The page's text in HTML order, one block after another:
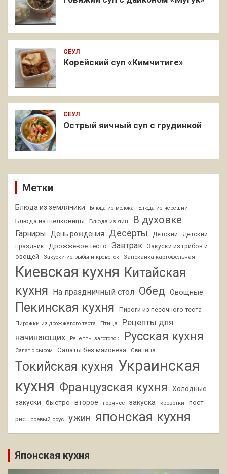
СЕУЛ
Корейский суп «Кимчитиге»
СЕУЛ
Острый яичный суп с грудинкой
Метки
Блюда из земляники Блюда из молока Блюда из черешни
Блюда из шелковицы Блюда из яиц В духовке
Гарниры День рождения Десерты Детский
Детский
праздник
Дрожжевое тесто Завтрак
Закуски из грибов и
овощей
Закуски из рыбы и креветок Запеканка картофельная
Киевская кухня Китайская
кухня
На праздничный стол Обед Овощные
Пекинская кухня Пироги из песочного теста
Пирожки из дрожжевого теста Птица
Рецепты для
начинающих
Рецепты заготовок Русская кухня
Салат с сыром Салаты без майонеза Свинина
Токийская кухня Украинская
кухня Французская кухня
Холодные
закуски
быстро второе горячее закуска креветки пост
рис соевый соус ужин японская кухня
Японская кухня